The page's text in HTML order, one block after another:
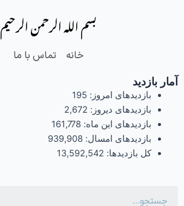
بسم الله الرحمن الرحیم
خانه تماس با ما
آمار بازدید
بازدیدهای امروز: 195
بازدیدهای دیروز: 2,672
بازدیدهای این ماه: 161,778
بازدیدهای امسال: 939,908
کل بازدیدها: 13,592,542